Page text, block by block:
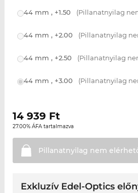
44 mm , +1.50 (Pillanatnyilag
44 mm , +2.00 (Pillanatnyilag
44 mm , +2.50 (Pillanatnyilag
44 mm , +3.00 (Pillanatnyilag
14 939 Ft
27.00% ÁFA tartalmazva
Pillanatnyilag nem
Exkluzív Edel-Optics